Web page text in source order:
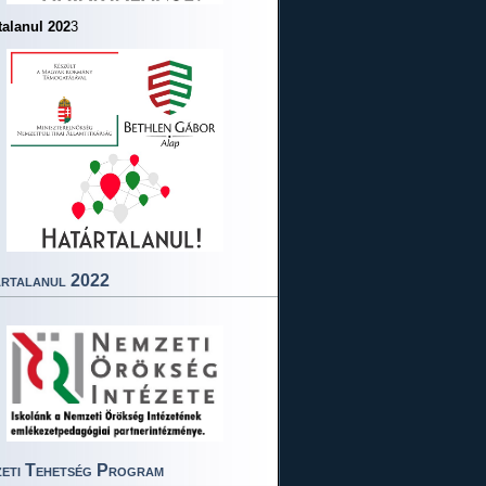
2023
2022
Tehetség Program